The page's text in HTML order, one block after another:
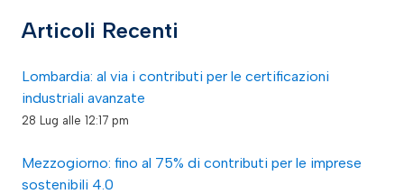
Articoli Recenti
Lombardia: al via i contributi per le certificazioni
industriali avanzate
28 Lug alle 12:17 pm
Mezzogiorno: fino al 75% di contributi per le imprese
sostenibili 4.0